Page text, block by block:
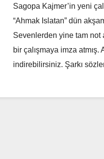
Sagopa Kajmer’in yeni
“Ahmak Islatan” dün
Sevenlerden yine tam not
bir çalışmaya imza atmış.
indirebilirsiniz. Şarkı